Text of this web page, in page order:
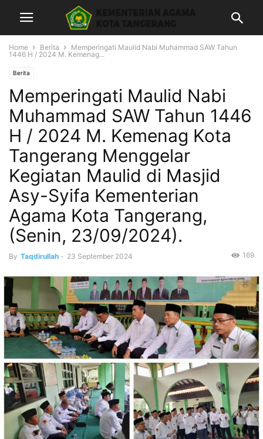
Home Berita
Memperingati Maulid Nabi Muhammad SAW Tahun
1446 H / 2024 M. Kemenag...
Berita
Memperingati Maulid Nabi
Muhammad SAW Tahun 1446
H / 2024 M. Kemenag Kota
Tangerang Menggelar
Kegiatan Maulid di Masjid
Asy-Syifa Kementerian
Agama Kota Tangerang,
(Senin, 23/09/2024).
By Taqdirullah - 23 September 2024 169